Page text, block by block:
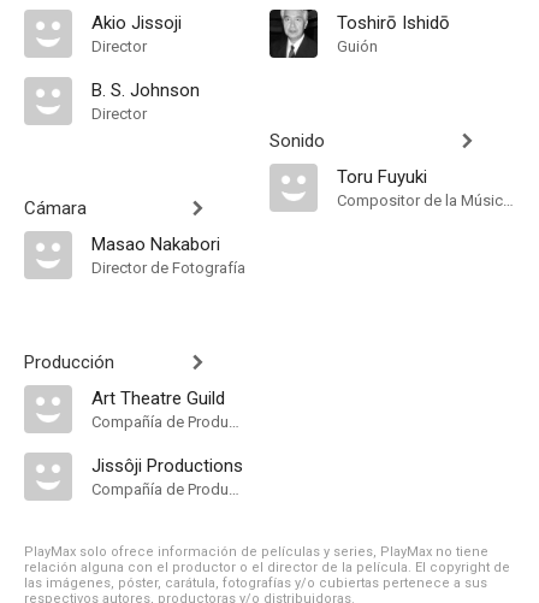
Akio Jissoji
Director
B. S. Johnson
Director
Cámara
Masao Nakabori
Director de Fotografía
Producción
Art Theatre Guild
Compañía de Produccion
Jissôji Productions
Compañía de Produccion
Toshirō Ishidō
Guión
Sonido
Toru Fuyuki
Compositor de la Música Original
PlayMax solo ofrece información de películas y series, PlayMax no tiene
relación alguna con el productor o el director de la película. El copyright de
las imágenes, póster, carátula, fotografías y/o cubiertas pertenece a sus
respectivos autores, productoras y/o distribuidoras.